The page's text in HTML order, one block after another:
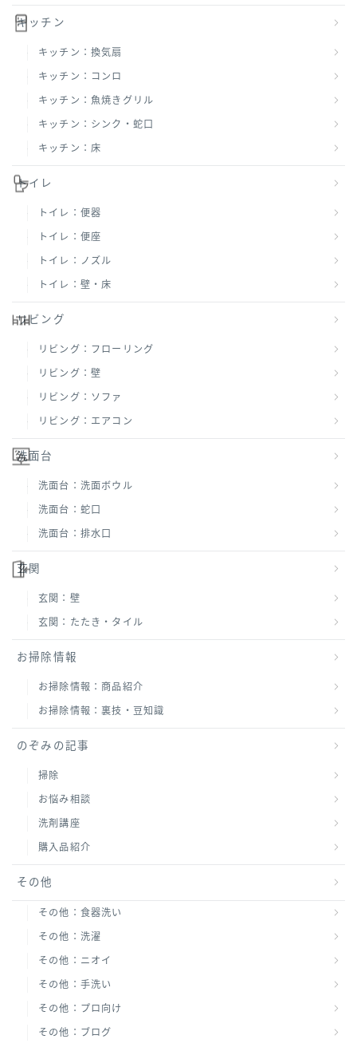
キッチン
キッチン：換気扇
キッチン：コンロ
キッチン：魚焼きグリル
キッチン：シンク・蛇口
キッチン：床
トイレ
トイレ：便器
トイレ：便座
トイレ：ノズル
トイレ：壁・床
リビング
リビング：フローリング
リビング：壁
リビング：ソファ
リビング：エアコン
洗面台
洗面台：洗面ボウル
洗面台：蛇口
洗面台：排水口
玄関
玄関：壁
玄関：たたき・タイル
お掃除情報
お掃除情報：商品紹介
お掃除情報：裏技・豆知識
のぞみの記事
掃除
お悩み相談
洗剤講座
購入品紹介
その他
その他：食器洗い
その他：洗濯
その他：ニオイ
その他：手洗い
その他：プロ向け
その他：ブログ